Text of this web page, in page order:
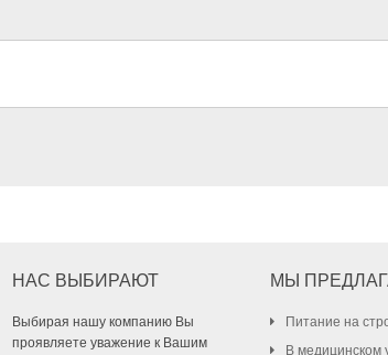
НАС ВЫБИРАЮТ
Выбирая нашу компанию Вы
проявляете уважение к Вашим
МЫ
Питание на
В медицинском